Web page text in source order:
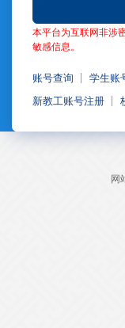
本平台为互联网非涉
敏感信息。
账号查询
学生账
新教工账号注册
网